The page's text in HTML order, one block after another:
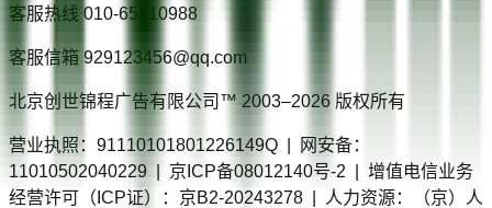
客服热线 010-65510988
客服信箱 929123456@qq.com
北京创世锦程广告有限公司™ 2003–2026 版权所有
营业执照：91110101801226149Q | 网安备：
11010502040229 | 京ICP备08012140号-2 | 增值电信业务
经营许可（ICP证）：京B2-20243278 | 人力资源：（京）人